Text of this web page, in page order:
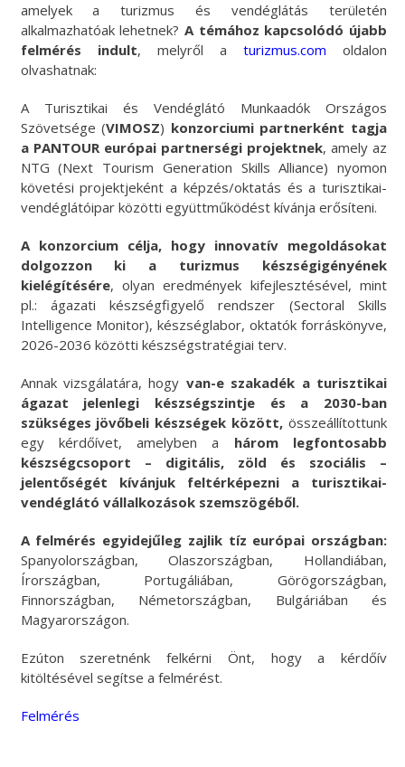
amelyek a turizmus és vendéglátás területén
alkalmazhatóak lehetnek? A témához kapcsolódó újabb
felmérés indult, melyről a turizmus.com oldalon
olvashatnak:
A Turisztikai és Vendéglátó Munkaadók Országos
Szövetsége (VIMOSZ) konzorciumi partnerként tagja
a PANTOUR európai partnerségi projektnek, amely az
NTG (Next Tourism Generation Skills Alliance) nyomon
követési projektjeként a képzés/oktatás és a turisztikai-
vendéglátóipar közötti együttműködést kívánja erősíteni.
A konzorcium célja, hogy innovatív megoldásokat
dolgozzon ki a turizmus készségigényének
kielégítésére, olyan eredmények kifejlesztésével, mint
pl.: ágazati készségfigyelő rendszer (Sectoral Skills
Intelligence Monitor), készséglabor, oktatók forráskönyve,
2026-2036 közötti készségstratégiai terv.
Annak vizsgálatára, hogy van-e szakadék a turisztikai
ágazat jelenlegi készségszintje és a 2030-ban
szükséges jövőbeli készségek között, összeállítottunk
egy kérdőívet, amelyben a három legfontosabb
készségcsoport – digitális, zöld és szociális –
jelentőségét kívánjuk feltérképezni a turisztikai-
vendéglátó vállalkozások szemszögéből.
A felmérés egyidejűleg zajlik tíz európai országban:
Spanyolországban, Olaszországban, Hollandiában,
Írországban, Portugáliában, Görögországban,
Finnországban, Németországban, Bulgáriában és
Magyarországon.
Ezúton szeretnénk felkérni Önt, hogy a kérdőív
kitöltésével segítse a felmérést.
Felmérés